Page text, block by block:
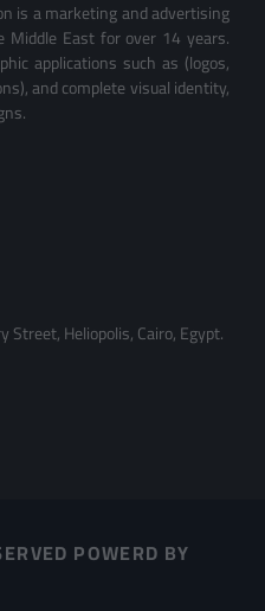
is a marketing and advertising
Middle East for over 14 years.
applications such as (logos,
and complete visual identity,
Heliopolis, Cairo, Egypt.
POWERD BY